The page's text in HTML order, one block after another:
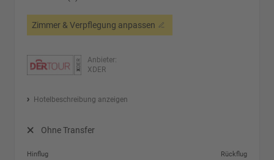
Zimmer & Verpflegung anpassen
Anbieter:
XDER
Hotelbeschreibung anzeigen
Ohne Transfer
Hinflug
Rückflug